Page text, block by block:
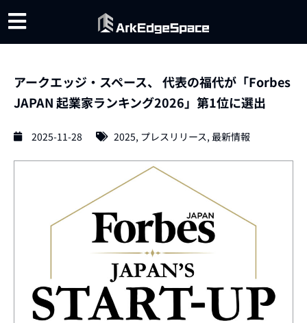
アークエッジ・スペース、 代表の福代が「Forbes
JAPAN 起業家ランキング2026」第1位に選出
2025-11-28 2025, プレスリリース, 最新情報